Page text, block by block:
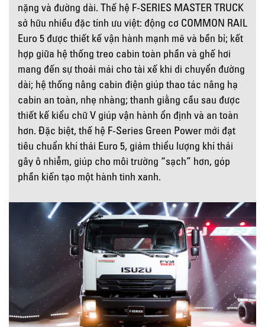
nặng và đường dài. Thế hệ F-SERIES MASTER TRUCK
sở hữu nhiều đặc tính ưu việt: động cơ COMMON RAIL
Euro 5 được thiết kế vận hành mạnh mẽ và bền bỉ; kết
hợp giữa hệ thống treo cabin toàn phần và ghế hơi
mang đến sự thoải mái cho tài xế khi di chuyển đường
dài; hệ thống nâng cabin điện giúp thao tác nâng hạ
cabin an toàn, nhẹ nhàng; thanh giằng cầu sau được
thiết kế kiểu chữ V giúp vận hành ổn định và an toàn
hơn. Đặc biệt, thế hệ F-Series Green Power mới đạt
tiêu chuẩn khí thải Euro 5, giảm thiểu lượng khí thải
gây ô nhiễm, giúp cho môi trường “sạch” hơn, góp
phần kiến tạo một hành tinh xanh.